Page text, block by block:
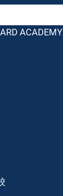
ACADEMY